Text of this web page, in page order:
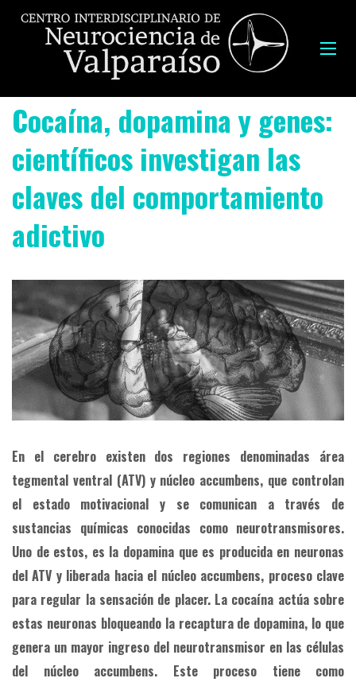
Cocaína, dopamina y genes:
científicos investigan las
claves del comportamiento
adictivo
En el cerebro existen dos regiones denominadas área
tegmental ventral (ATV) y núcleo accumbens, que controlan
el estado motivacional y se comunican a través de
sustancias químicas conocidas como neurotransmisores.
Uno de estos, es la dopamina que es producida en neuronas
del ATV y liberada hacia el núcleo accumbens, proceso clave
para regular la sensación de placer. La cocaína actúa sobre
estas neuronas bloqueando la recaptura de dopamina, lo que
genera un mayor ingreso del neurotransmisor en las células
del núcleo accumbens. Este proceso tiene como